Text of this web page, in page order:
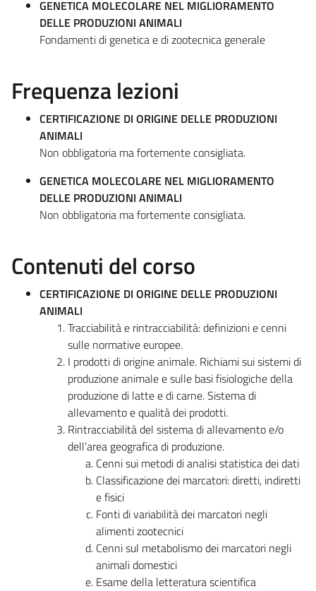
GENETICA MOLECOLARE NEL MIGLIORAMENTO
DELLE PRODUZIONI ANIMALI
Fondamenti di genetica e di zootecnica generale
Frequenza lezioni
CERTIFICAZIONE DI ORIGINE DELLE PRODUZIONI
ANIMALI
Non obbligatoria ma fortemente consigliata.
GENETICA MOLECOLARE NEL MIGLIORAMENTO
DELLE PRODUZIONI ANIMALI
Non obbligatoria ma fortemente consigliata.
Contenuti del corso
CERTIFICAZIONE DI ORIGINE DELLE PRODUZIONI
ANIMALI
Tracciabilità e rintracciabilità: definizioni e cenni
sulle normative europee.
I prodotti di origine animale. Richiami sui sistemi di
produzione animale e sulle basi fisiologiche della
produzione di latte e di carne. Sistema di
allevamento e qualità dei prodotti.
Rintracciabilità del sistema di allevamento e/o
dell’area geografica di produzione.
Cenni sui metodi di analisi statistica dei dati
Classificazione dei marcatori: diretti, indiretti
e fisici
Fonti di variabilità dei marcatori negli
alimenti zootecnici
Cenni sul metabolismo dei marcatori negli
animali domestici
Esame della letteratura scientifica